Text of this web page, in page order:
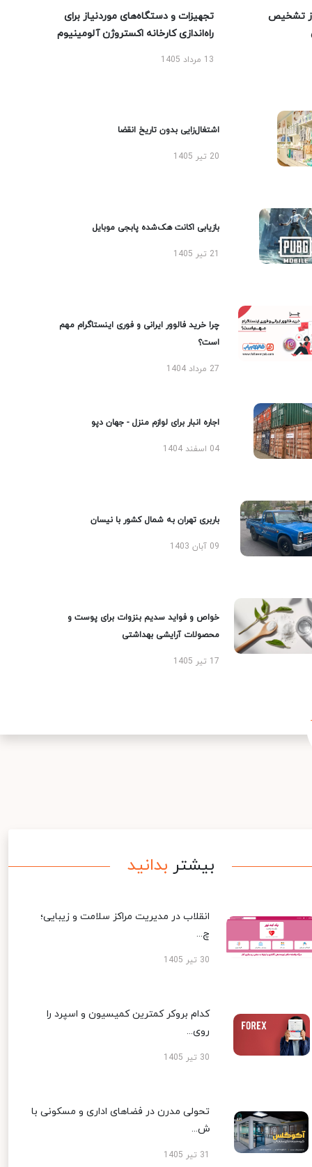
تشخیص
تجهیزات و دستگاه‌های موردنیاز برای
راه‌اندازی کارخانه اکستروژن آلومینیوم
13 مرداد 1405
اشتغال‌زایی بدون تاریخ انقضا
20 تیر 1405
بازیابی اکانت هک‌شده پابجی موبایل
چرا خرید فالوور ایرانی و فوری اینستاگرام مهم
است؟
27 مرداد 1404
اجاره انبار برای لوازم منزل - جهان دپو
04 اسفند 1404
باربری تهران به شمال کشور با نیسان
09 آبان 1403
خواص و فواید سدیم بنزوات برای پوست و
محصولات آرایشی بهداشتی
17 تیر 1405
بیشتر بدانید
انقلاب در مدیریت مراکز سلامت و زیبایی؛
چ...
30 تیر 1405
کدام بروکر کمترین کمیسیون و اسپرد را
روی...
30 تیر 1405
تحولی مدرن در فضاهای اداری و مسکونی با
ش...